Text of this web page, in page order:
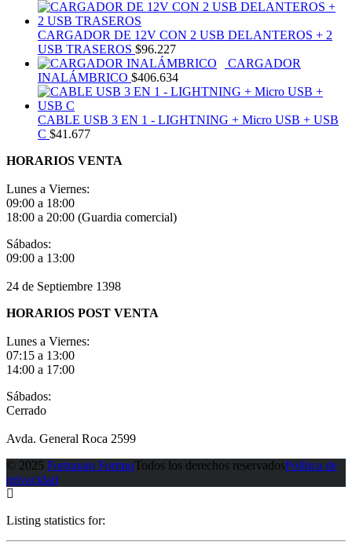
CARGADOR DE 12V CON 2 USB DELANTEROS + 2
USB TRASEROS $96.227
CARGADOR
INALÁMBRICO $406.634
CABLE USB 3 EN 1 - LIGHTNING + Micro USB + USB
C $41.677
HORARIOS VENTA
Lunes a Viernes:
09:00 a 18:00
18:00 a 20:00 (Guardia comercial)
Sábados:
09:00 a 13:00
24 de Septiembre 1398
HORARIOS POST VENTA
Lunes a Viernes:
07:15 a 13:00
14:00 a 17:00
Sábados:
Cerrado
Avda. General Roca 2599
© 2025 Fortunato FortinoTodos los derechos reservadosPolítica de
privacidad
Listing statistics for: